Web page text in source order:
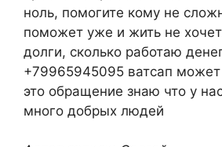
ноль, помогите кому не
поможет уже и жить не
долги, сколько работаю
+79965945095 ватсап может
это обращение знаю что у
много добрых людей